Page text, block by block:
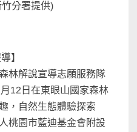
分署提供)
】
林解說宣導志願服務隊
12日在東眼山國家森林
，自然生態體驗探索
桃園市藍迪基金會附設